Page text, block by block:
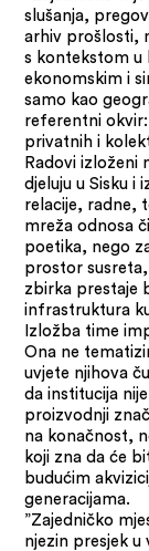
slušanja,
arhiv prošlosti,
s kontekstom u
ekonomskim i
samo kao
referentni
privatnih i
Radovi izloženi
djeluju u Sisku i
relacije, radne,
mreža odnosa
poetika, nego
prostor
zbirka prestaje
infrastruktura
Izložba time
Ona ne
uvjete njihova
da institucija
proizvodnji
na konačnost,
koji zna da će
budućim
generacijama.
”Zajedničko
njezin presjek